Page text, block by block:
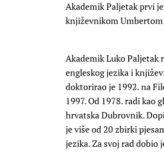
Akademik Paljetak prvi
književnikom
Akademik Luko Paljetak
engleskog jezika i
doktorirao je 1992. na
1997. Od 1978. radi kao
hrvatska Dubrovnik.
je više od 20 zbirki
jezika. Za svoj rad dobio